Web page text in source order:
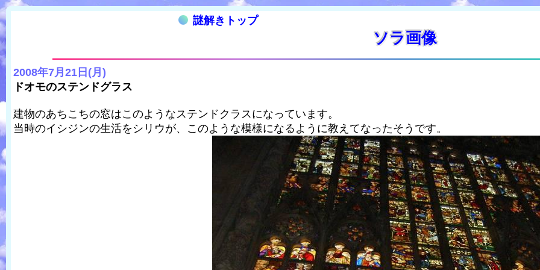
謎解きトップ
ソラ画像
2008年7月21日(月)
ドオモのステンドグラス
建物のあちこちの窓はこのようなステンドクラスになっています。
当時のイシジンの生活をシリウが、このような模様になるように教えてなったそうです。